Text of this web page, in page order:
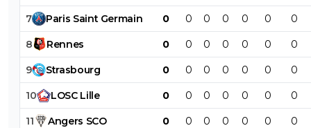
7 Paris Saint Germain 0 0 0 0 0 0 0
8 Rennes 0 0 0 0 0 0 0
9 Strasbourg 0 0 0 0 0 0 0
10 LOSC Lille 0 0 0 0 0 0 0
11 Angers SCO 0 0 0 0 0 0 0